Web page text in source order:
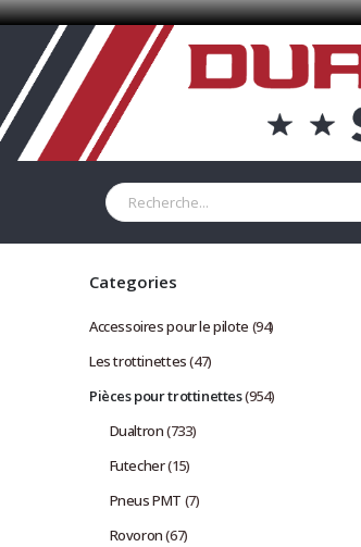
Categories
Accessoires pour le pilote (94)
Les trottinettes(47)
Pièces pour trottinettes(954)
Dualtron(733)
Futecher(15)
Pneus PMT (7)
Rovoron(67)